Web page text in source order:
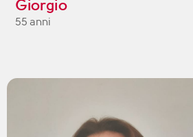
Giorgio
55 anni